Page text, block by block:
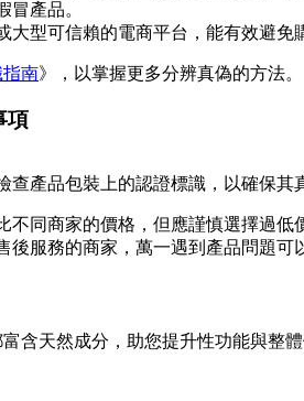
冒產品。
大型可信賴的電商平台，能有效避免
南》，以掌握更多分辨真偽的方法。
項
查產品包裝上的認證標識，以確保其
不同商家的價格，但應謹慎選擇過低
後服務的商家，萬一遇到產品問題可
含天然成分，助您提升性功能與整